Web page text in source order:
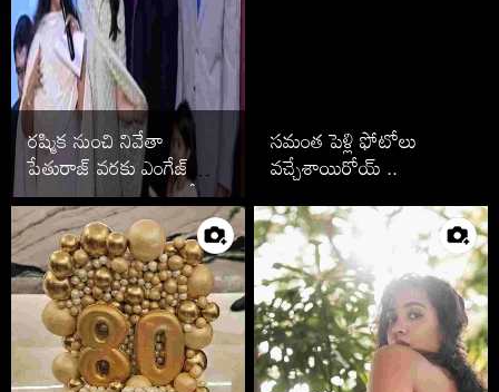
రష్మిక నుంచి నివేతా
పేతురాజ్ వరకు ఎంగేజ్
మెంట్ తరువాత పెళ్లి ఆపేసిన
స్టార్స్ వీరే
సమంత పెళ్లి ఫోటోలు
వచ్చేశాయిరోయ్ ..